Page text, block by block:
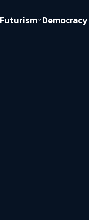
Futurism Democracy